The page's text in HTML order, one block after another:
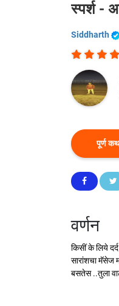
स्पर्श -
Siddharth
पूर्ण
वर्णन
किसीं के लिये
सारांशचा मॅसेज
बसतेस ..तुला